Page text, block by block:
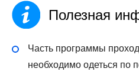
Полезная
Часть программы
необходимо одеться по